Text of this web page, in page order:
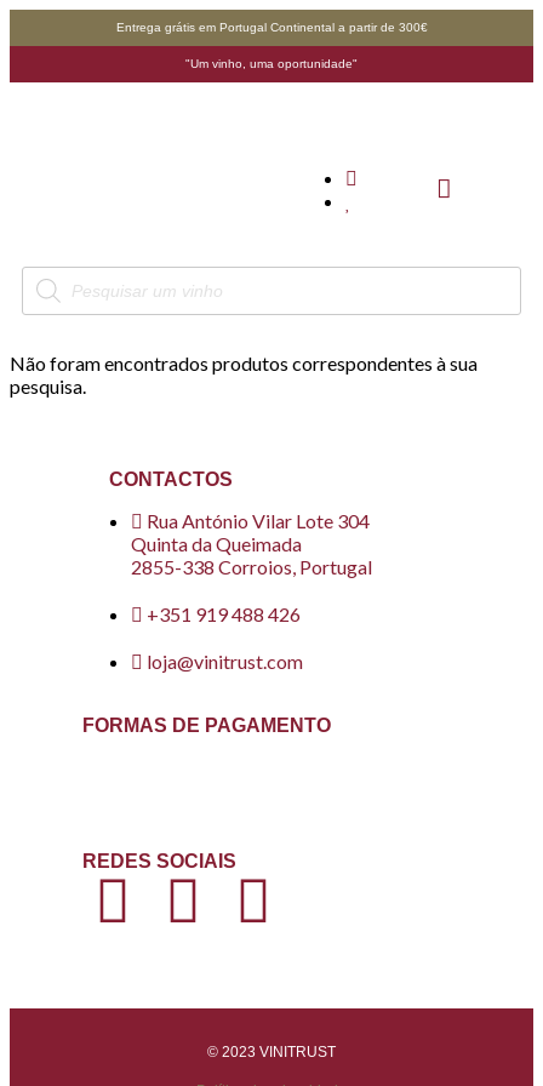
Entrega grátis em Portugal Continental a partir de 300€
"Um vinho, uma oportunidade"
Não foram encontrados produtos correspondentes à sua
pesquisa.
CONTACTOS
Rua António Vilar Lote 304
Quinta da Queimada
2855-338 Corroios, Portugal
+351 919 488 426
loja@vinitrust.com
FORMAS DE PAGAMENTO
REDES SOCIAIS
© 2023 VINITRUST